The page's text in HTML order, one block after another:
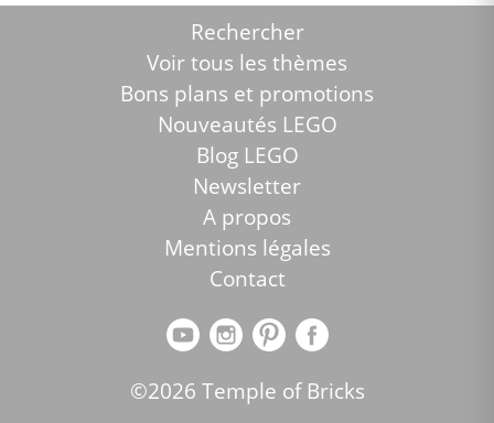
Rechercher
Voir tous les thèmes
Bons plans et promotions
Nouveautés LEGO
Blog LEGO
Newsletter
A propos
Mentions légales
Contact
©2026 Temple of Bricks